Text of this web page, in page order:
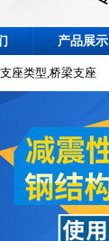
产品展示
座类型,桥梁支座